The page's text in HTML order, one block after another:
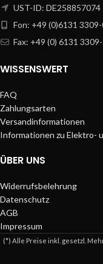
UST-ID: DE258857074
Fon: +49 (0)6131
Fax: +49 (0) 6131
WISSENSWERT
FAQ
Zahlungsarten
Versandinformationen
Informationen zu Elektro-
ÜBER UNS
Widerrufsbelehrung
Datenschutz
AGB
Impressum
(*) Alle Preise inkl. gesetzl.